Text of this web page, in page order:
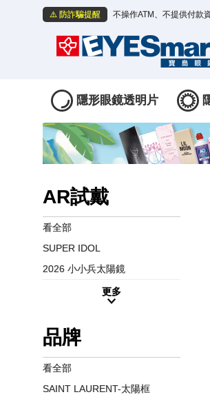
⚠️ 防詐騙提醒 不操作ATM、不提供付款
隱形眼鏡透明片
AR試戴
看全部
SUPER IDOL
2026 小小兵太陽鏡
更多
品牌
看全部
SAINT LAURENT-太陽框